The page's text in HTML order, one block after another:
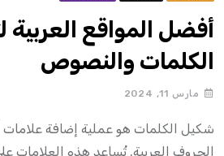
أفضل المواقع
الكلمات والنصوص
مارس 11, 2024
شكيل الكلمات هو عملية إضافة علامات
الحروف العربية. تُساعد هذه العلامات